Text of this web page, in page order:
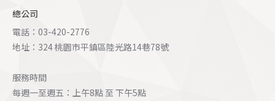
總公司
電話：03-420-2776
地址：324 桃園市平鎮區陸光路14巷78號
服務時間
每週一至週五：上午8點 至 下午5點